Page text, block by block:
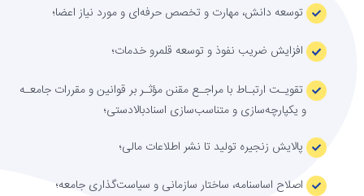
توسعه دانش، مهارت و تخصص حرفه‌ای و مورد نیاز اعضا؛
افزایش ضریب نفوذ و توسعه قلمرو خدمات؛
تقویـت ارتبـاط با مراجـع مقنن مؤثـر بر قوانین و مقررات جامعـه
و یکپارچه‌سازی و متناسب‌سازی اسنادبالادستی؛
پالایش زنجیره تولید تا نشر اطلاعات مالی؛
اصلاح اساسنامه، ساختار سازمانی و سیاست‌گذاری جامعه؛